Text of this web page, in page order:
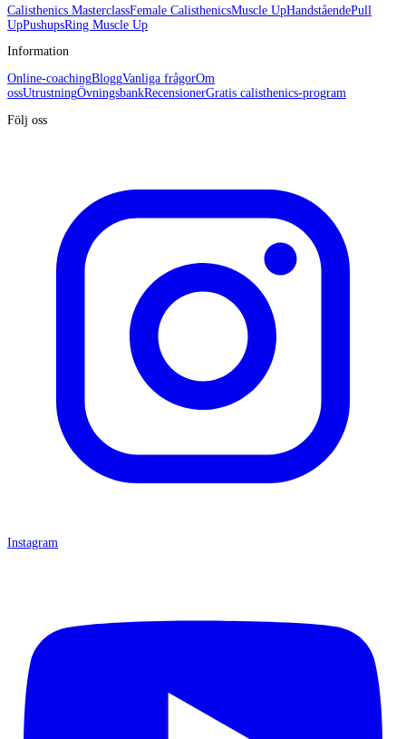
Calisthenics MasterclassFemale CalisthenicsMuscle UpHandståendePull
UpPushupsRing Muscle Up
Information
Online-coachingBloggVanliga frågorOm
ossUtrustningÖvningsbankRecensionerGratis calisthenics-program
Följ oss
Instagram